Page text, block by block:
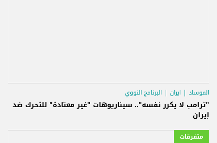
الموساد ايران البرنامج النووي
"ترامب لا يكرر نفسه".. سيناريوهات "غير معتادة" للتحرك ضد
إيران
متفرقات